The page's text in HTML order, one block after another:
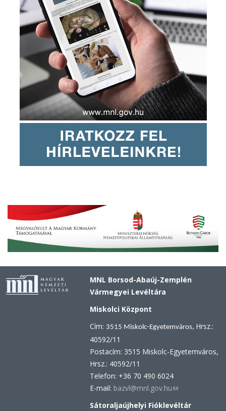
MNL Borsod-Abaúj-Zemplén
Vármegyei Levéltára
Miskolci Központ
Cím: 3515 Miskolc-Egyetemváros, Hrsz.:
40592/11
Postacím: 3515 Miskolc-Egyetemváros,
Hrsz.: 40592/11
Telefon: +36 70 490 6024
E-mail: bazvl@mnl.gov.hu(link
sends
Sátoraljaújhelyi Fióklevéltár